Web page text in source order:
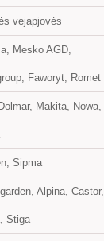
vejapjovės
Mesko AGD,
Faworyt, Romet
Makita, Nowa,
Sipma
Alpina, Castor,
Stiga